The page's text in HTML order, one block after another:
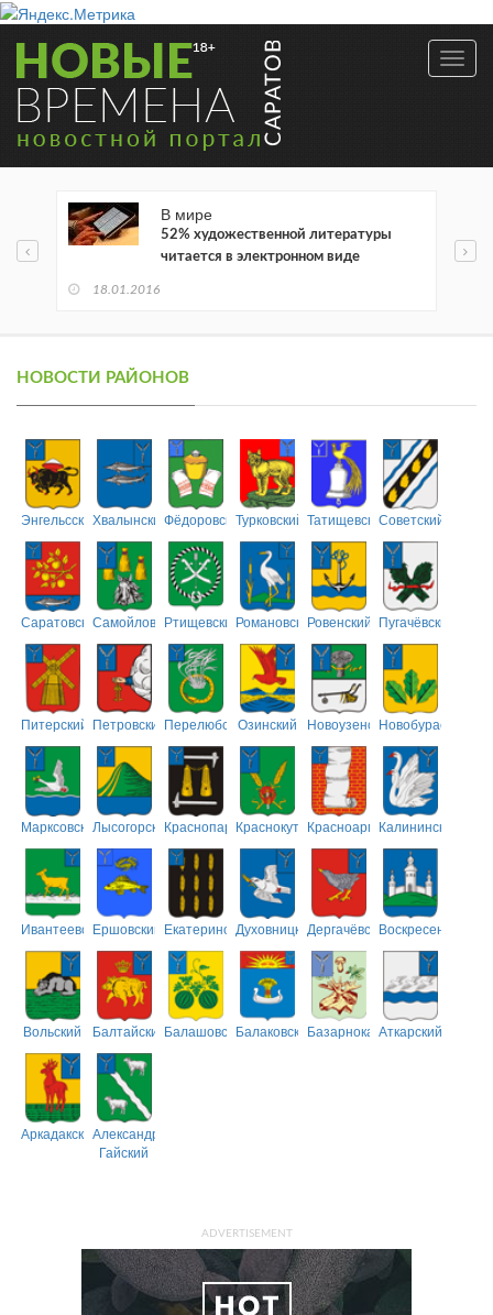
В мире
52% художественной литературы
читается в электронном виде
18.01.2016
НОВОСТИ РАЙОНОВ
ЭнгельсскийХвалынскийФёдоровскийТурковский ТатищевскийСоветский
СаратовскийСамойловскийРтищевскийРомановскийРовенский Пугачёвский
Питерский ПетровскийПерелюбскийОзинский НовоузенскийНовобурасский
МарксовскийЛысогорскийКраснопартизанский
КраснокутскийКрасноармейский
Калининский
ИвантеевскийЕршовский ЕкатериновскийДуховницкийДергачёвскийВоскресенский
Вольский БалтайскийБалашовскийБалаковскийБазарнокарабулакский
Аткарский
АркадакскийАлександрово-
Гайский
ADVERTISEMENT